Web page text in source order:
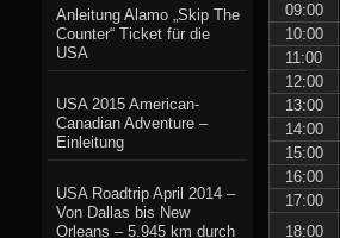
09:00
10:00
11:00
12:00
13:00
14:00
15:00
16:00
17:00
18:00
Anleitung Alamo „Skip The
Counter“ Ticket für die
USA
USA 2015 American-
Canadian Adventure –
Einleitung
USA Roadtrip April 2014 –
Von Dallas bis New
Orleans – 5.945 km durch